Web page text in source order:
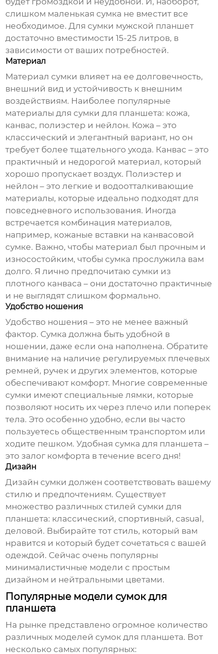
слишком маленькая сумка не вместит все
необходимое. Для сумки мужской планшет
достаточно вместимости 15-25 литров, в
зависимости от ваших потребностей.
Материал
Материал сумки влияет на ее долговечность,
внешний вид и устойчивость к внешним
воздействиям. Наиболее популярные
материалы для сумки для планшета: кожа,
канвас, полиэстер и нейлон. Кожа – это
классический и элегантный вариант, но он
требует более тщательного ухода. Канвас – это
практичный и недорогой материал, который
хорошо пропускает воздух. Полиэстер и
нейлон – это легкие и водоотталкивающие
материалы, которые идеально подходят для
повседневного использования. Иногда
встречается комбинация материалов,
например, кожаные вставки на канвасовой
сумке. Важно, чтобы материал был прочным и
износостойким, чтобы сумка прослужила вам
долго. Я лично предпочитаю сумки из
плотного канваса – они достаточно практичные
и не выглядят слишком формально.
Удобство ношения
Удобство ношения – это не менее важный
фактор. Сумка должна быть удобной в
ношении, даже если она наполнена. Обратите
внимание на наличие регулируемых плечевых
ремней, ручек и других элементов, которые
обеспечивают комфорт. Многие современные
сумки имеют специальные лямки, которые
позволяют носить их через плечо или поперек
тела. Это особенно удобно, если вы часто
пользуетесь общественным транспортом или
ходите пешком.Удобная сумка для планшета –
это залог комфорта в течение всего дня!
Дизайн
Дизайн сумки должен соответствовать вашему
стилю и предпочтениям. Существует
множество различных стилей сумки для
планшета: классический, спортивный, casual,
деловой. Выбирайте тот стиль, который вам
нравится и который будет сочетаться с вашей
одеждой. Сейчас очень популярны
минималистичные модели с простым
дизайном и нейтральными цветами.
Популярные модели сумок для
планшета
На рынке представлено огромное количество
различных моделей сумок для планшета. Вот
несколько самых популярных: